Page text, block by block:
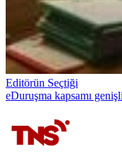
Editörün Seçtiği
eDuruşma kapsamı